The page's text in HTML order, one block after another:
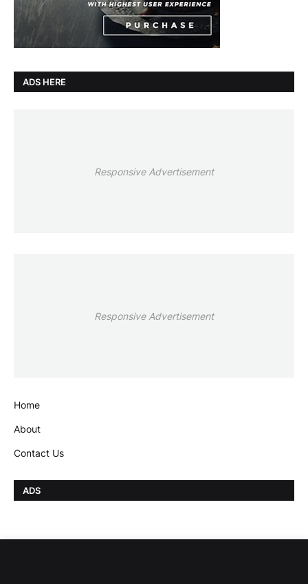
ADS HERE
Responsive Advertisement
Responsive Advertisement
Home
About
Contact Us
ADS